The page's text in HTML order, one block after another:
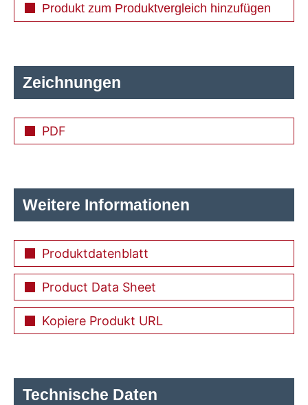
Zeichnungen
PDF
Weitere Informationen
Produktdatenblatt
Product Data Sheet
Kopiere Produkt URL
Produkt zum Produktvergleich hinzufügen
Technische Daten